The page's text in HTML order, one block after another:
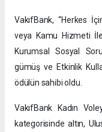
VakıfBank, “Herkes
veya Kamu Hizmeti
Kurumsal Sosyal
gümüş ve Etkinlik
ödülün sahibi oldu.
VakıfBank Kadın
kategorisinde altın,